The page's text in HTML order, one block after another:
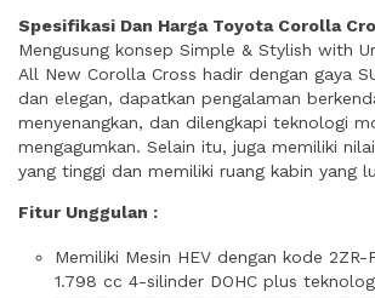
Spesifikasi Dan Harga Toyota Corolla
Mengusung konsep Simple & Stylish with
All New Corolla Cross hadir dengan gaya
dan elegan, dapatkan pengalaman
menyenangkan, dan dilengkapi teknologi
mengagumkan. Selain itu, juga memiliki
yang tinggi dan memiliki ruang kabin yang
Fitur Unggulan :
Memiliki Mesin HEV dengan kode 2ZR-
1.798 cc 4-silinder DOHC plus